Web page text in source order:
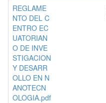
REGLAME
NTO DEL C
ENTRO EC
UATORIAN
O DE INVE
STIGACION
Y DESARR
OLLO EN N
ANOTECN
OLOGIA.pdf